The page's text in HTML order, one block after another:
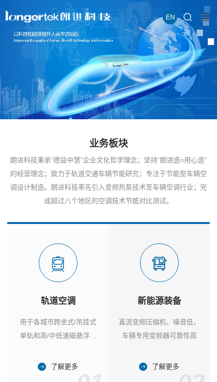
EN
业务板块
朗进科技秉承“德益中慧”企业文化哲学理念；坚持“朗进造=用心造”
的经营理念；致力于轨道交通车辆节能研究；专注于节能型车辆空
调设计制造。朗进科技率先引入变频热泵技术至车辆空调行业；完
成超过八个地区的空调技术节能对比测试。
轨道空调
用于各城市跨坐式/吊挂式
单轨和高/中低速磁悬浮列
了解更多
新能源装备
直流变频压缩机、噪音低，
车辆专用变频器可靠性高
了解更多